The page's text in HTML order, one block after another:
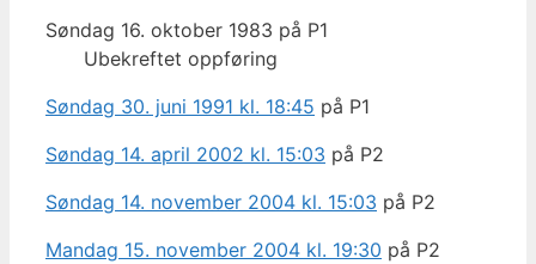
Søndag 16. oktober 1983 på P1
Ubekreftet oppføring
Søndag 30. juni 1991 kl. 18:45 på P1
Søndag 14. april 2002 kl. 15:03 på P2
Søndag 14. november 2004 kl. 15:03 på P2
Mandag 15. november 2004 kl. 19:30 på P2